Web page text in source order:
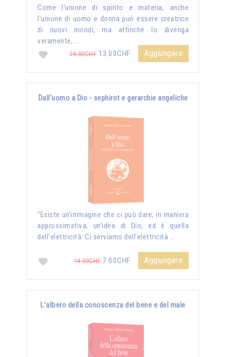
Come l'unione di spirito e materia, anche
l'unione di uomo e donna può essere creatrice
di nuovi mondi, ma affinché lo divenga
veramente, …
26.00CHF 13.00CHF Aggiungere
Dall'uomo a Dio - sephirot e gerarchie angeliche
“Esiste un’immagine che ci può dare, in maniera
approssimativa, un’idea di Dio, ed è quella
dell’elettricità. Ci serviamo dell’elettricità …
14.00CHF7.00CHF Aggiungere
L’albero della conoscenza del bene e del male